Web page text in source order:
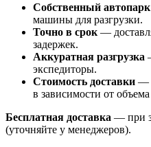
Собственный автопарк
машины для разгрузки.
Точно в срок —
задержек.
Аккуратная разгрузка
экспедиторы.
Стоимость доставки —
в зависимости от
Бесплатная доставка — при
(уточняйте у менеджеров).